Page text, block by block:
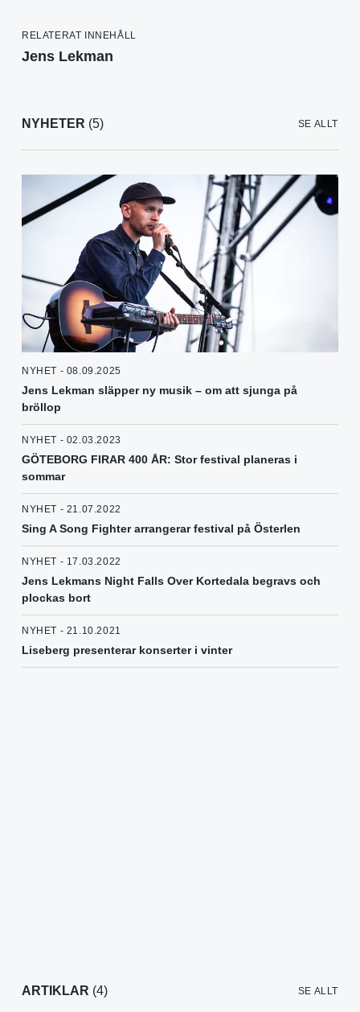
RELATERAT INNEHÅLL
Jens Lekman
NYHETER (5) SE ALLT
NYHET - 08.09.2025
Jens Lekman släpper ny musik – om att sjunga på
bröllop
NYHET - 02.03.2023
GÖTEBORG FIRAR 400 ÅR: Stor festival planeras i
sommar
NYHET - 21.07.2022
Sing A Song Fighter arrangerar festival på Österlen
NYHET - 17.03.2022
Jens Lekmans Night Falls Over Kortedala begravs och
plockas bort
NYHET - 21.10.2021
Liseberg presenterar konserter i vinter
ARTIKLAR (4) SE ALLT